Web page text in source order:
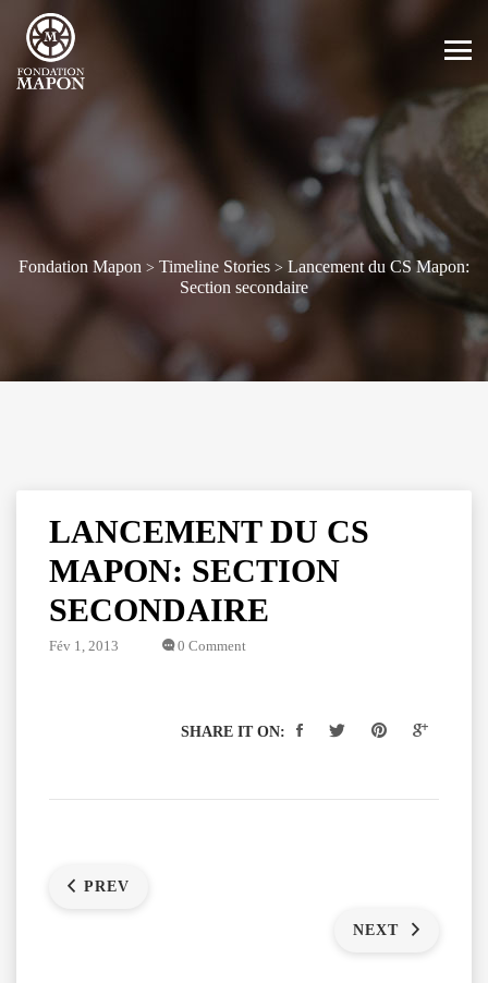
Fondation Mapon > Timeline Stories > Lancement du CS Mapon:
Section secondaire
LANCEMENT DU CS
MAPON: SECTION
SECONDAIRE
Fév 1, 2013 0 Comment
SHARE IT ON:
PREV
NEXT